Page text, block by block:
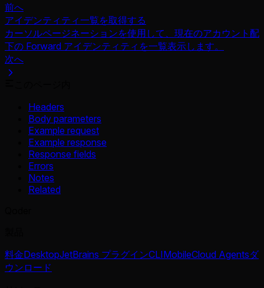
前へ
アイデンティティ一覧を取得する
カーソルページネーションを使用して、現在のアカウント配
下の Forward アイデンティティを一覧表示します。
次へ
Headers
Body parameters
Example request
Example response
Response fields
Errors
Notes
Related
料金DesktopJetBrains プラグインCLIMobileCloud Agentsダ
ウンロード